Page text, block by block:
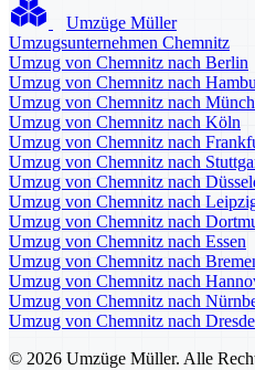
Umzüge Müller
Umzugsunternehmen Chemnitz
Umzug von Chemnitz nach Berlin
Umzug von Chemnitz nach
Umzug von Chemnitz nach
Umzug von Chemnitz nach Köln
Umzug von Chemnitz nach
Umzug von Chemnitz nach
Umzug von Chemnitz nach
Umzug von Chemnitz nach
Umzug von Chemnitz nach
Umzug von Chemnitz nach Essen
Umzug von Chemnitz nach
Umzug von Chemnitz nach
Umzug von Chemnitz nach
Umzug von Chemnitz nach
© 2026 Umzüge Müller. Alle